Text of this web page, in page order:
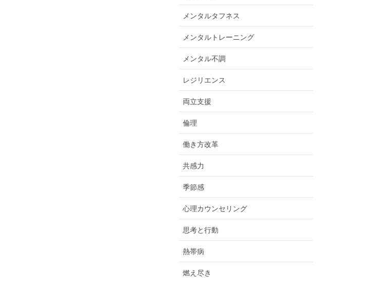
メンタルタフネス
メンタルトレーニング
メンタル不調
レジリエンス
両立支援
倫理
働き方改革
共感力
季節感
心理カウンセリング
思考と行動
熱帯病
燃え尽き